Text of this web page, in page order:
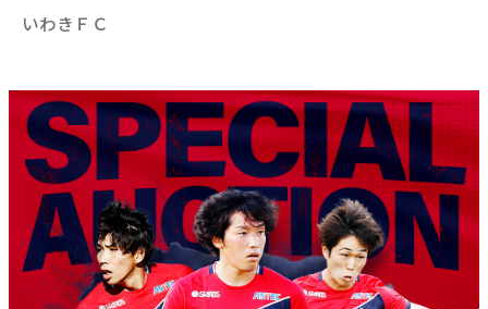
いわきＦＣ